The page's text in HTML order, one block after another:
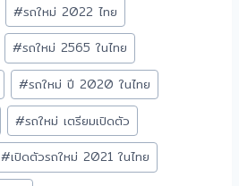
#รถใหม่ 2022 ไทย
#รถใหม่ 2565 ในไทย
#รถใหม่ ปี 2020 ในไทย
#รถใหม่ เตรียมเปิดตัว
#เปิดตัวรถใหม่ 2021 ในไทย